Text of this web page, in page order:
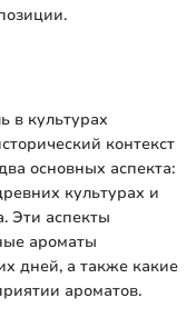
в культурах
контекст
основных аспекта:
культурах и
Эти аспекты
ароматы
дней, а также какие
ароматов.